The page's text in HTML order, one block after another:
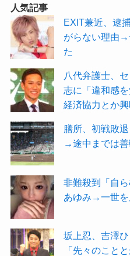
人気記事
EXIT兼近、逮
がらない理由→
た
八代弁護士、
志に「違和感
経済協力とか
膳所、初戦敗
→途中までは善
非難殺到「自
あゆみ→一世を
坂上忍、吉澤
「先々のこと